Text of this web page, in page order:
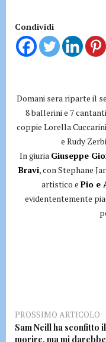
t
o
Condividi
Domani sera riparte il
8 ballerini e 7
coppie Lorella
e Rudy
In giuria Giuseppe
Bravi, con Stephane
artistico e Pio e
evidententemente
PROSSIMO ARTICOLO
Sam Neill ha sconfitto
morire, ma mi